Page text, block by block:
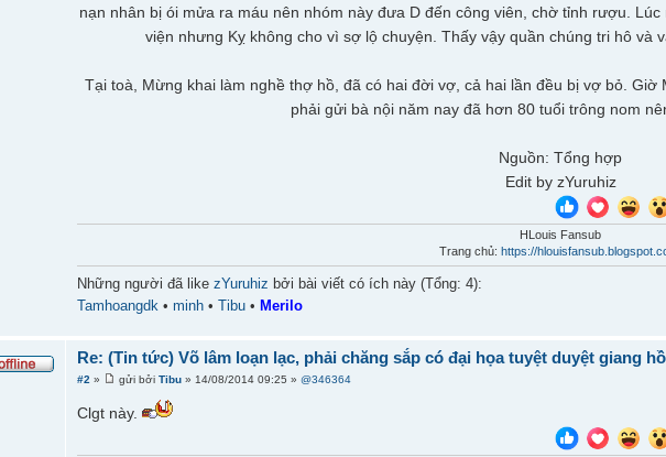
nạn nhân bị ói mửa ra máu nên nhóm này đưa D đến công viên, chờ tỉnh rượu.
viện nhưng Kỵ không cho vì sợ lộ chuyện. Thấy vậy quần chúng tri hô và
Tại toà, Mừng khai làm nghề thợ hồ, đã có hai đời vợ, cả hai lần đều bị vợ bỏ.
phải gửi bà nội năm nay đã hơn 80 tuổi trông nom
Nguồn: Tổng hợp
Edit by zYuruhiz
HLouis Fansub
Trang chủ: https://
Những người đã likezYuruhiz bởi bài viết có ích này (Tổng: 4):
Tamhoangdk •minh • Tibu • Merilo
Re: (Tin tức) Võ lâm loạn lạc, phải chăng sắp có đại họa tuyệt duyệt giang
#2 » gửi bởiTibu » 14/08/2014 09:25 »@346364
Clgt này.